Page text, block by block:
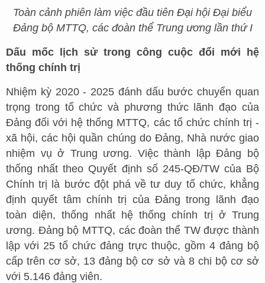
Toàn cảnh phiên làm việc đầu tiên Đại hội Đại biểu
Đảng bộ MTTQ, các đoàn thể Trung ương lần thứ I
Dấu mốc lịch sử trong công cuộc đổi mới hệ
thống chính trị
Nhiệm kỳ 2020 - 2025 đánh dấu bước chuyển quan
trọng trong tổ chức và phương thức lãnh đạo của
Đảng đối với hệ thống MTTQ, các tổ chức chính trị -
xã hội, các hội quần chúng do Đảng, Nhà nước giao
nhiệm vụ ở Trung ương. Việc thành lập Đảng bộ
thống nhất theo Quyết định số 245-QĐ/TW của Bộ
Chính trị là bước đột phá về tư duy tổ chức, khẳng
định quyết tâm chính trị của Đảng trong lãnh đạo
toàn diện, thống nhất hệ thống chính trị ở Trung
ương. Đảng bộ MTTQ, các đoàn thể TW được thành
lập với 25 tổ chức đảng trực thuộc, gồm 4 đảng bộ
cấp trên cơ sở, 13 đảng bộ cơ sở và 8 chi bộ cơ sở
với 5.146 đảng viên.